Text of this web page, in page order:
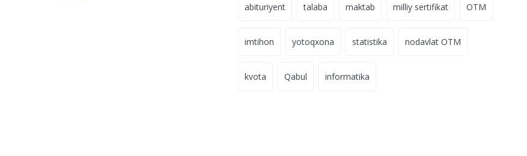
abituriyent talaba maktab milliy sertifikat OTM
imtihon yotoqxona statistika nodavlat OTM
kvota Qabul informatika